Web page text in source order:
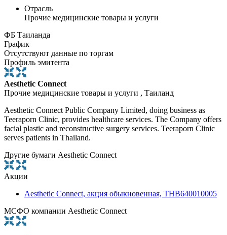
Отрасль
Прочие медицинские товары и услуги
ФБ Таиланда
График
Отсутствуют данные по торгам
Профиль эмитента
Aesthetic Connect
Прочие медицинские товары и услуги , Таиланд
Aesthetic Connect Public Company Limited, doing business as
Teeraporn Clinic, provides healthcare services. The Company offers
facial plastic and reconstructive surgery services. Teeraporn Clinic
serves patients in Thailand.
Другие бумаги Aesthetic Connect
Акции
Aesthetic Connect, акция обыкновенная, THB640010005
МСФО компании Aesthetic Connect